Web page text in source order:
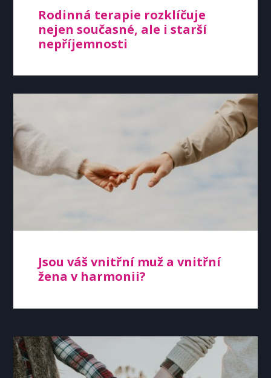
Rodinná terapie rozklíčuje
nejen současné, ale i starší
nepříjemnosti
Jsou váš vnitřní muž a vnitřní
žena v harmonii?